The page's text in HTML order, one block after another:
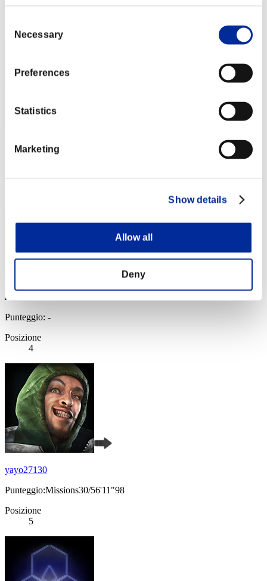
Selection
Necessary
Preferences
Statistics
Marketing
Show details
Allow all
Deny
ruyruy
Punteggio: -
Posizione
4
yayo27130
Punteggio:Missions30/56'11"98
Posizione
5